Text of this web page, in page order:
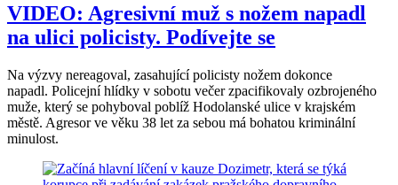
VIDEO: Agresivní muž s nožem napadl
na ulici policisty. Podívejte se
Na výzvy nereagoval, zasahující policisty nožem dokonce
napadl. Policejní hlídky v sobotu večer zpacifikovaly ozbrojeného
muže, který se pohyboval poblíž Hodolanské ulice v krajském
městě. Agresor ve věku 38 let za sebou má bohatou kriminální
minulost.